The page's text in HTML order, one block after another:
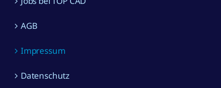
AGB
Impressum
Datenschutz